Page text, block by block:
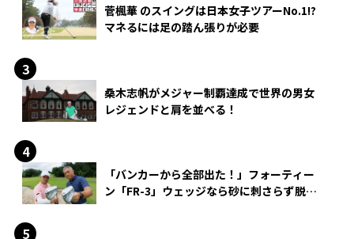
菅楓華 のスイングは日本女子ツアーNo.1!?
マネるには足の踏ん張りが必要
桑木志帆がメジャー制覇達成で世界の男女
レジェンドと肩を並べる！
「バンカーから全部出た！」フォーティー
ン「FR-3」ウェッジなら砂に刺さらず脱出